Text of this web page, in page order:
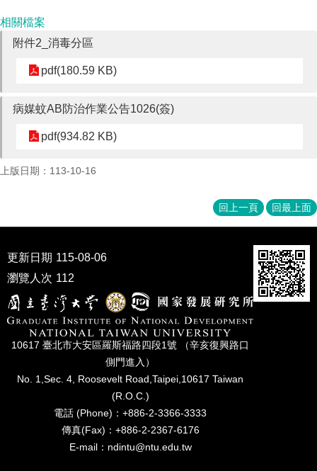
職
專
班
研
究
發
口
專
區
所
會
相關檔案
附件2_消毒分區
pdf(180.59 KB)
病媒蚊AB防治作業公告1026(簽)
pdf(934.82 KB)
上版日期：113-10-16
回上一頁 回最上面
更新日期 115-08-06
瀏覽人次 112
10617 臺北市⼤安區羅斯福路四段1號 （辛亥復興路⼝
側⾨進入）
No. 1,Sec. 4, Roosevelt Road,Taipei,10617 Taiwan
(R.O.C.)
電話 (Phone)：+886-2-3366-3333
傳真(Fax)：+886-2-2367-6176
E-mail：ndintu@ntu.edu.tw